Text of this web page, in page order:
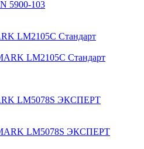
LM2105С Стандарт
LM5078S ЭКСПЕРТ